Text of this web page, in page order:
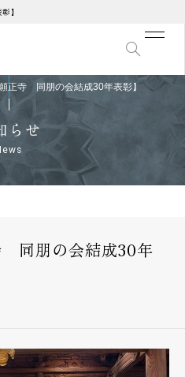
】
願正寺 同朋の会結成30年表彰】
らせ
同朋の会結成30年